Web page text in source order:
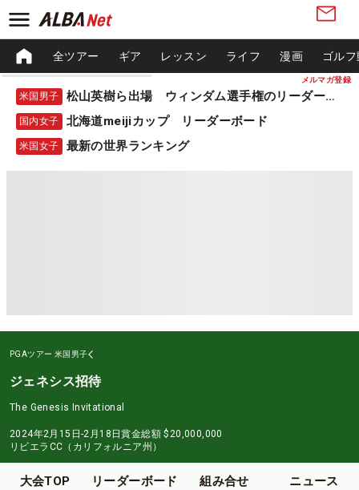
メルマガ登録
全ツアー ギア レッスン ライフ 漫画 ゴル
米国男子 松山英樹ら出場 ウィンダム選手権のリーダーボード
国内女子 北海道meijiカップ リーダーボード
米国女子 最新の世界ランキング
PGAツアー 米国男子
ジェネシス招待
The Genesis Invitational
2024年2月15日-2月18日賞金総額 $20,000,000
リビエラCC（カリフォルニア州）
大会TOP リーダーボード 組み合せ ニュース